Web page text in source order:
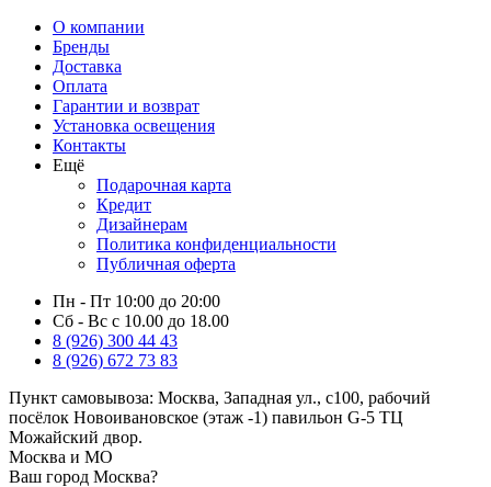
О компании
Бренды
Доставка
Оплата
Гарантии и возврат
Установка освещения
Контакты
Ещё
Подарочная карта
Кредит
Дизайнерам
Политика конфиденциальности
Публичная оферта
Пн - Пт 10:00 до 20:00
Сб - Вс с 10.00 до 18.00
8 (926) 300 44 43
8 (926) 672 73 83
Пункт самовывоза: Москва, Западная ул., с100, рабочий
посёлок Новоивановское (этаж -1) павильон G-5 ТЦ
Можайский двор.
Москва и МО
Ваш город Москва?